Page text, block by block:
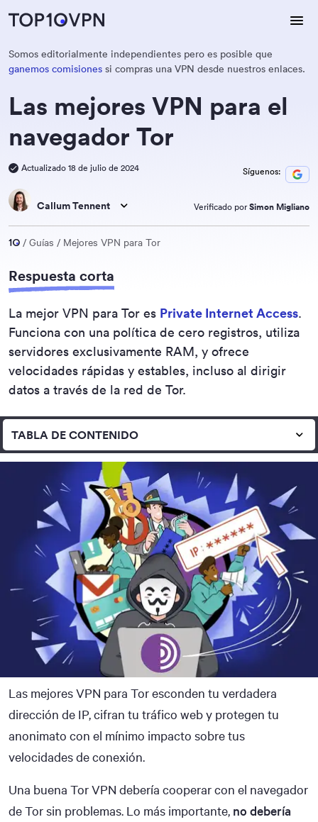
Somos editorialmente independientes pero es posible que
ganemos comisiones si compras una VPN desde nuestros enlaces.
Las mejores VPN para el
navegador Tor
Actualizado 18 de julio de 2024 Síguenos:
Callum Tennent Verificado porSimon Migliano
Guías Mejores VPN para Tor
Respuesta corta
La mejor VPN para Tor es Private Internet Access.
Funciona con una política de cero registros, utiliza
servidores exclusivamente RAM, y ofrece
velocidades rápidas y estables, incluso al dirigir
datos a través de la red de Tor.
TABLA DE CONTENIDO
Las mejores VPN para Tor esconden tu verdadera
dirección de IP, cifran tu tráfico web y protegen tu
anonimato con el mínimo impacto sobre tus
velocidades de conexión.
Una buena Tor VPN debería cooperar con el navegador
de Tor sin problemas. Lo más importante, no debería